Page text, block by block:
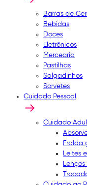
Barras de
Bebidas
Doces
Eletrônicos
Mercearia
Pastilhas
Salgadinhos
Sorvetes
Cuidado Pessoal
Cuidado
Fralda
Leites